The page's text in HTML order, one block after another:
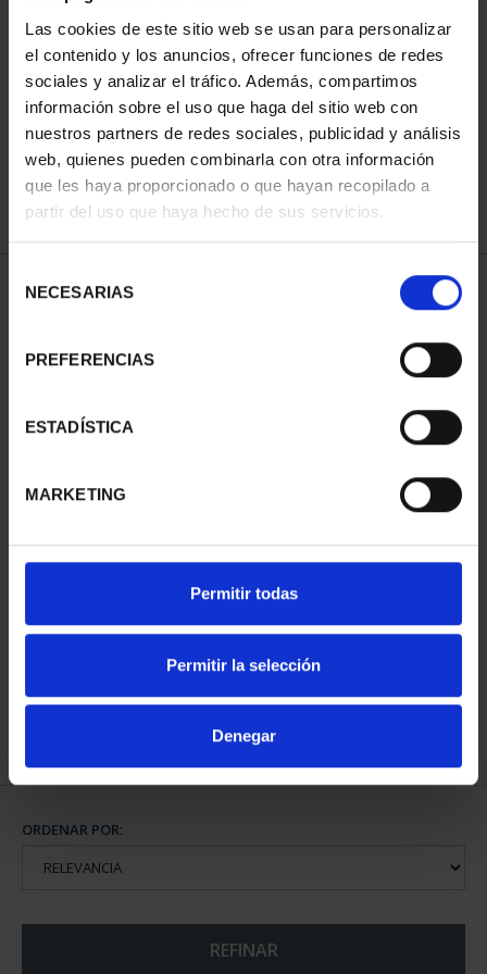
Las cookies de este sitio web se usan para personalizar
el contenido y los anuncios, ofrecer funciones de redes
sociales y analizar el tráfico. Además, compartimos
información sobre el uso que haga del sitio web con
nuestros partners de redes sociales, publicidad y análisis
web, quienes pueden combinarla con otra información
que les haya proporcionado o que hayan recopilado a
partir del uso que haya hecho de sus servicios.
NECESARIAS
PREFERENCIAS
ESTADÍSTICA
MARKETING
Permitir todas
Permitir la selección
Denegar
ORDENAR POR:
REFINAR
1 Productos encontrados
DE LA HUMANIDAD
COLE...
ORDENAR POR:
REFINAR